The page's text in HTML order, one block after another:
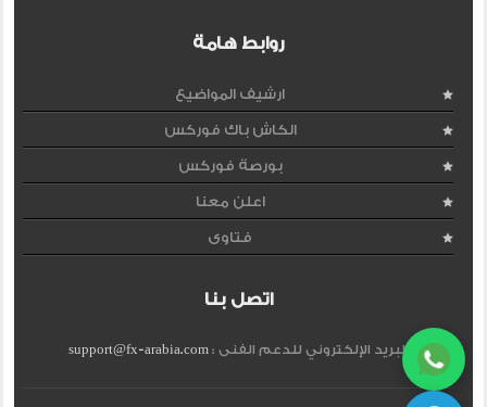
روابط هامة
ارشيف المواضيع
الكاش باك فوركس
بورصة فوركس
اعلن معنا
فتاوى
اتصل بنا
البريد الإلكتروني للدعم الفنى :support@fx-arabia.com